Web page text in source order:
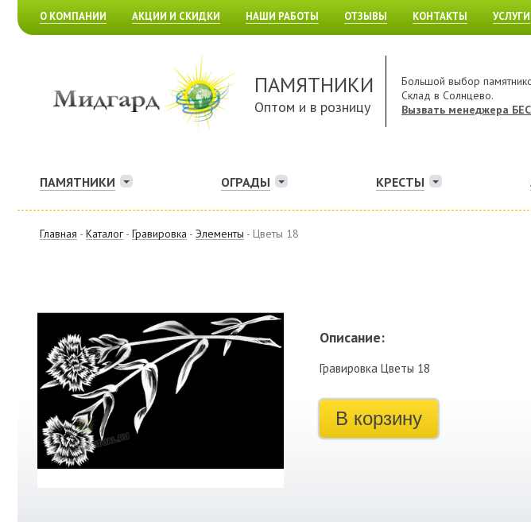
О КОМПАНИИ АКЦИИ И СКИДКИ НАШИ РАБОТЫ ОТЗЫВЫ КОНТАКТЫ УСЛУГИ
ПАМЯТНИКИ
Оптом и в розницу
Большой выбор
Склад в Солнцево.
Вызвать менеджера
ПАМЯТНИКИ ОГРАДЫ КРЕСТЫ
Главная - Каталог - Гравировка - Элементы - Цветы 18
Описание:
Гравировка Цветы 18
В корзину